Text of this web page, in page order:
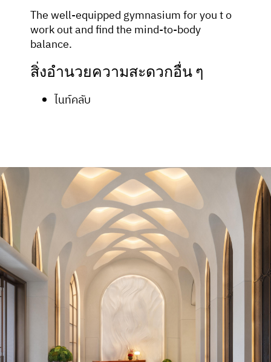
The well-equipped gymnasium for you t o
work out and find the mind-to-body
balance.
สิ่งอำนวยความสะดวกอื่น ๆ
ไนท์คลับ